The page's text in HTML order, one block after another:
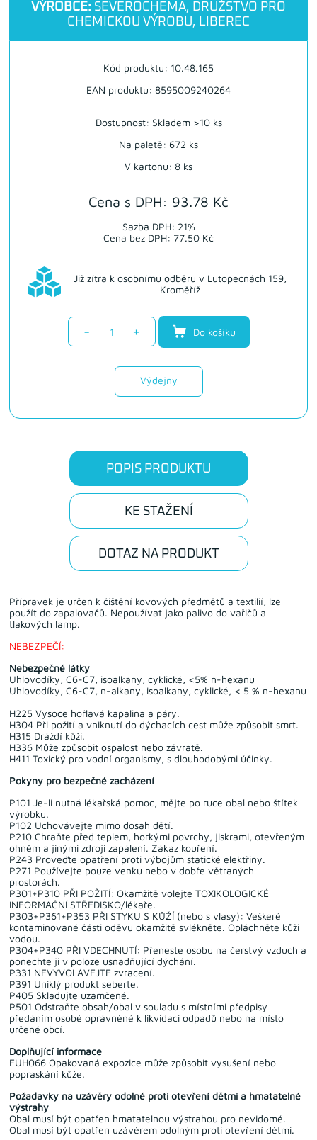
VÝROBCE: SEVEROCHEMA, DRUŽSTVO PRO
CHEMICKOU VÝROBU, LIBEREC
Cena s DPH: 93.78 Kč
Sazba DPH: 21%
Cena bez DPH: 77.50 Kč
Kód produktu: 10.48.165
EAN produktu: 8595009240264
Již zítra k osobnímu odběru v Lutopecnách 159,
Kroměříž
Dostupnost: Skladem >10 ks
Na paletě: 672 ks
V kartonu: 8 ks
- + Do košíku
Výdejny
POPIS PRODUKTU
KE STAŽENÍ
DOTAZ NA PRODUKT
Přípravek je určen k čištění kovových předmětů a textilií, lze
použít do zapalovačů. Nepoužívat jako palivo do vařičů a
tlakových lamp.
NEBEZPEČÍ:
Nebezpečné látky
Uhlovodíky, C6-C7, isoalkany, cyklické, <5% n-hexanu
Uhlovodíky, C6-C7, n-alkany, isoalkany, cyklické, < 5 % n-hexanu
H225 Vysoce hořlavá kapalina a páry.
H304 Při požití a vniknutí do dýchacích cest může způsobit smrt.
H315 Dráždí kůži.
H336 Může způsobit ospalost nebo závratě.
H411 Toxický pro vodní organismy, s dlouhodobými účinky.
Pokyny pro bezpečné zacházení
P101 Je-li nutná lékařská pomoc, mějte po ruce obal nebo štítek
výrobku.
P102 Uchovávejte mimo dosah dětí.
P210 Chraňte před teplem, horkými povrchy, jiskrami, otevřeným
ohněm a jinými zdroji zapálení. Zákaz kouření.
P243 Proveďte opatření proti výbojům statické elektřiny.
P271 Používejte pouze venku nebo v dobře větraných
prostorách.
P301+P310 PŘI POŽITÍ: Okamžitě volejte TOXIKOLOGICKÉ
INFORMAČNÍ STŘEDISKO/lékaře.
P303+P361+P353 PŘI STYKU S KŮŽÍ (nebo s vlasy): Veškeré
kontaminované části oděvu okamžitě svlékněte. Opláchněte kůži
vodou.
P304+P340 PŘI VDECHNUTÍ: Přeneste osobu na čerstvý vzduch a
ponechte ji v poloze usnadňující dýchání.
P331 NEVYVOLÁVEJTE zvracení.
P391 Uniklý produkt seberte.
P405 Skladujte uzamčené.
P501 Odstraňte obsah/obal v souladu s místními předpisy
předáním osobě oprávněné k likvidaci odpadů nebo na místo
určené obcí.
Doplňující informace
EUH066 Opakovaná expozice může způsobit vysušení nebo
popraskání kůže.
Požadavky na uzávěry odolné proti otevření dětmi a hmatatelné
výstrahy
Obal musí být opatřen hmatatelnou výstrahou pro nevidomé.
Obal musí být opatřen uzávěrem odolným proti otevření dětmi.